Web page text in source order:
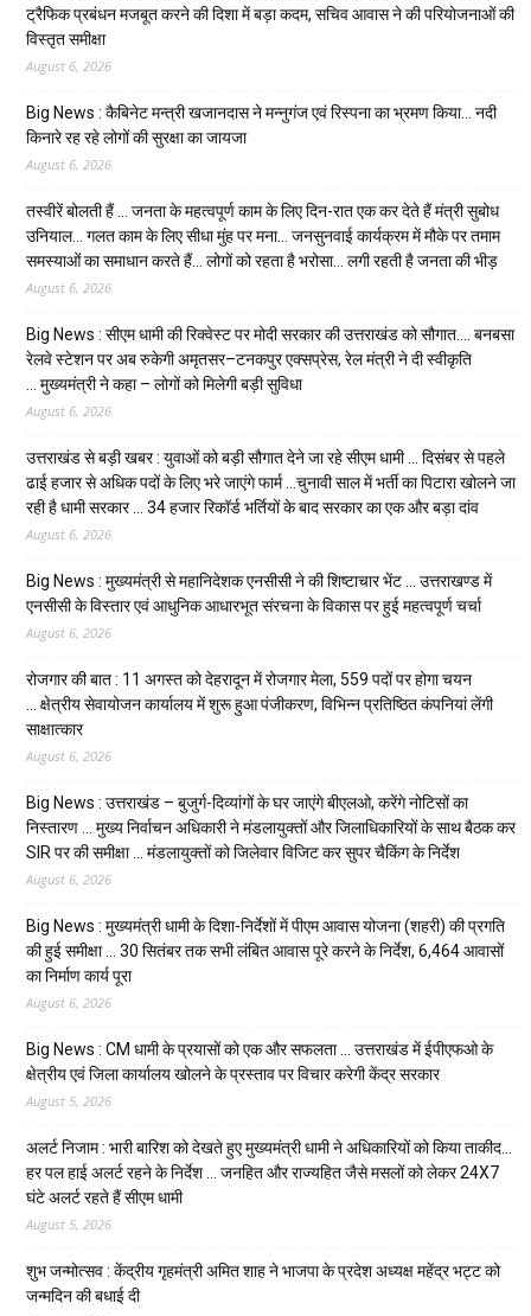
ट्रैफिक प्रबंधन मजबूत करने की दिशा में बड़ा कदम, सचिव आवास ने की परियोजनाओं की
विस्तृत समीक्षा
August 6, 2026
Big News : कैबिनेट मन्त्री खजानदास ने मन्नुगंज एवं रिस्पना का भ्रमण किया… नदी
किनारे रह रहे लोगों की सुरक्षा का जायजा
August 6, 2026
तस्वीरें बोलती हैं … जनता के महत्वपूर्ण काम के लिए दिन-रात एक कर देते हैं मंत्री सुबोध
उनियाल… गलत काम के लिए सीधा मुंह पर मना… जनसुनवाई कार्यक्रम में मौके पर तमाम
समस्याओं का समाधान करते हैं… लोगों को रहता है भरोसा… लगी रहती है जनता की भीड़
August 6, 2026
Big News : सीएम धामी की रिक्वेस्ट पर मोदी सरकार की उत्तराखंड को सौगात…. बनबसा
रेलवे स्टेशन पर अब रुकेगी अमृतसर–टनकपुर एक्सप्रेस, रेल मंत्री ने दी स्वीकृति
… मुख्यमंत्री ने कहा – लोगों को मिलेगी बड़ी सुविधा
August 6, 2026
उत्तराखंड से बड़ी खबर : युवाओं को बड़ी सौगात देने जा रहे सीएम धामी … दिसंबर से पहले
ढाई हजार से अधिक पदों के लिए भरे जाएंगे फार्म …चुनावी साल में भर्ती का पिटारा खोलने जा
रही है धामी सरकार … 34 हजार रिकॉर्ड भर्तियों के बाद सरकार का एक और बड़ा दांव
August 6, 2026
Big News : मुख्यमंत्री से महानिदेशक एनसीसी ने की शिष्टाचार भेंट … उत्तराखण्ड में
एनसीसी के विस्तार एवं आधुनिक आधारभूत संरचना के विकास पर हुई महत्वपूर्ण चर्चा
August 6, 2026
रोजगार की बात : 11 अगस्त को देहरादून में रोजगार मेला, 559 पदों पर होगा चयन
… क्षेत्रीय सेवायोजन कार्यालय में शुरू हुआ पंजीकरण, विभिन्न प्रतिष्ठित कंपनियां लेंगी
साक्षात्कार
August 6, 2026
Big News : उत्तराखंड – बुजुर्ग-दिव्यांगों के घर जाएंगे बीएलओ, करेंगे नोटिसों का
निस्तारण … मुख्य निर्वाचन अधिकारी ने मंडलायुक्तों और जिलाधिकारियों के साथ बैठक कर
SIR पर की समीक्षा … मंडलायुक्तों को जिलेवार विजिट कर सुपर चैकिंग के निर्देश
August 6, 2026
Big News : मुख्यमंत्री धामी के दिशा-निर्देशों में पीएम आवास योजना (शहरी) की प्रगति
की हुई समीक्षा … 30 सितंबर तक सभी लंबित आवास पूरे करने के निर्देश, 6,464 आवासों
का निर्माण कार्य पूरा
August 6, 2026
Big News : CM धामी के प्रयासों को एक और सफलता … उत्तराखंड में ईपीएफओ के
क्षेत्रीय एवं जिला कार्यालय खोलने के प्रस्ताव पर विचार करेगी केंद्र सरकार
August 5, 2026
अलर्ट निजाम : भारी बारिश को देखते हुए मुख्यमंत्री धामी ने अधिकारियों को किया ताकीद…
हर पल हाई अलर्ट रहने के निर्देश … जनहित और राज्यहित जैसे मसलों को लेकर 24X7
घंटे अलर्ट रहते हैं सीएम धामी
August 5, 2026
शुभ जन्मोत्सव : केंद्रीय गृहमंत्री अमित शाह ने भाजपा के प्रदेश अध्यक्ष महेंद्र भट्ट को
जन्मदिन की बधाई दी